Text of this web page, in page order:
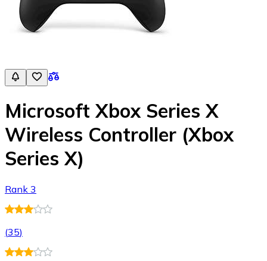
Microsoft Xbox Series X
Wireless Controller (Xbox
Series X)
Rank 3
(35)